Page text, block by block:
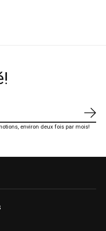
environ deux fois par mois!